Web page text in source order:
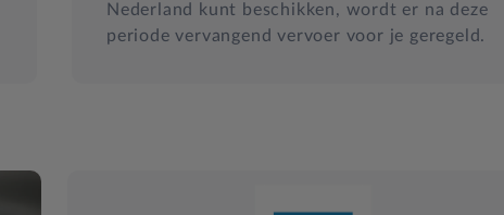
Nederland kunt beschikken, wordt er na deze
periode vervangend vervoer voor je geregeld.